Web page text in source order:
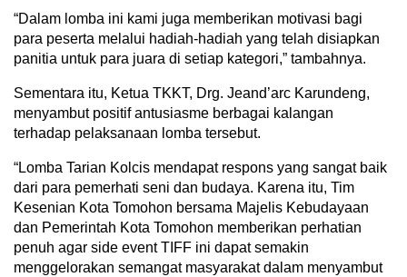
“Dalam lomba ini kami juga memberikan motivasi bagi
para peserta melalui hadiah-hadiah yang telah disiapkan
panitia untuk para juara di setiap kategori,” tambahnya.
Sementara itu, Ketua TKKT, Drg. Jeand’arc Karundeng,
menyambut positif antusiasme berbagai kalangan
terhadap pelaksanaan lomba tersebut.
“Lomba Tarian Kolcis mendapat respons yang sangat baik
dari para pemerhati seni dan budaya. Karena itu, Tim
Kesenian Kota Tomohon bersama Majelis Kebudayaan
dan Pemerintah Kota Tomohon memberikan perhatian
penuh agar side event TIFF ini dapat semakin
menggelorakan semangat masyarakat dalam menyambut